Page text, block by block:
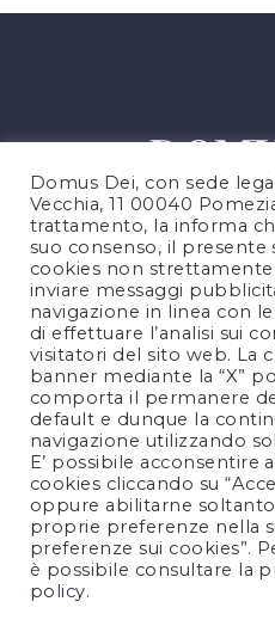
LEGAL
Domus Dei, con sede
Vecchia, 11 00040
trattamento, la informa
suo consenso, il
cookies non strettamente
inviare messaggi
navigazione in linea con
di effettuare l’analisi sui
visitatori del sito web. La
banner mediante la “X”
comporta il permanere
default e dunque la
navigazione utilizzando
E’ possibile acconsentire
cookies cliccando su
oppure abilitarne
proprie preferenze nella
preferenze sui cookies”.
è possibile consultare la
policy.